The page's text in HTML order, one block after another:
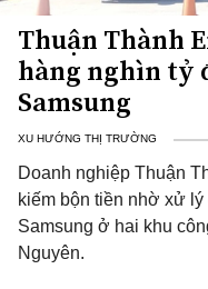
Thuận Thành
hàng nghìn tỷ
Samsung
XU HƯỚNG THỊ TRƯỜNG
Doanh nghiệp Thuận
kiếm bộn tiền nhờ xử
Samsung ở hai khu
Nguyên.